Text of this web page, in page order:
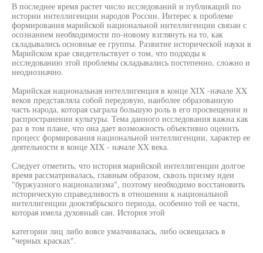
В последнее время растет число исследований и публикаций по
истории интеллигенции народов России. Интерес к проблеме
формирования марийской национальной интеллигенции связан с
осознанием необходимости по-новому взглянуть на то, как
складывались основные ее группы. Развитие исторической науки в
Марийском крае свидетельствует о том, что подходы к
исследованию этой проблемы складывались постепенно, сложно и
неоднозначно.
Марийская национальная интеллигенция в конце XIX -начале XX
веков представляла собой передовую, наиболее образованную
часть народа, которая сыграла большую роль в его просвещении и
распространении культуры. Тема данного исследования важна как
раз в том плане, что она дает возможность объективно оценить
процесс формирования национальной интеллигенции, характер ее
деятельности в конце XIX - начале XX века.
Следует отметить, что история марийской интеллигенции долгое
время рассматривалась, главным образом, сквозь призму идеи
"буржуазного национализма", поэтому необходимо восстановить
историческую справедливость в отношении к национальной
интеллигенции дооктябрьского периода, особенно той ее части,
которая имела духовный сан. История этой
категории лиц либо вовсе умалчивалась, либо освещалась в
"черных красках".